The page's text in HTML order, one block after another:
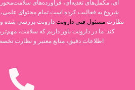
شروع به فعالیت کرده است.تمام محتوای
نظارتمسئول فنی دارونت دارونت بررسی شده و
کند. ما در دارونت باور داریم که سلامت،
اطلاعات دقیق، منابع معتبر و نظارت